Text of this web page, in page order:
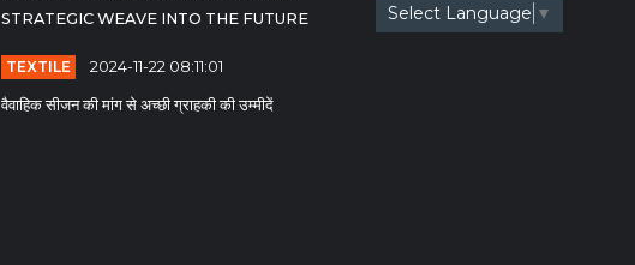
STRATEGIC WEAVE INTO THE FUTURE
TEXTILE 2024-11-22 08:11:01
वैवाहिक सीजन की मांग से अच्छी ग्राहकी की उम्मीदें
Select Language ▼